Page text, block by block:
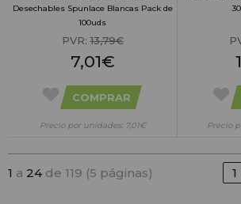
Desechables Spunlace Blancas Pack de
100uds
PVR:13,79€
7,01€
COMPRAR
Precio por unidades: 7,01€ Precio
1 a 24 de 119 (5 páginas) 1